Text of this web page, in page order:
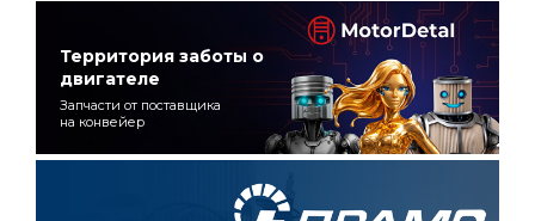
Территория заботы о
двигателе
Запчасти от поставщика
на конвейер